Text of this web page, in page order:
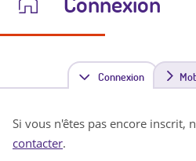
Connexion(
n
Si vous n'êtes pas encore inscrit,
contacter.